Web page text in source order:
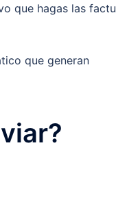
que hagas las
que generan